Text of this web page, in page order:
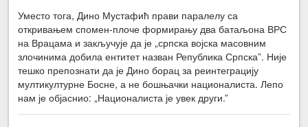
Уместо тога, Дино Мустафић прави паралелу са
откривањем спомен-плоче формирању два батаљона ВРС
на Врацама и закључује да је „српска војска масовним
злочинима добила ентитет назван Република Српска”. Није
тешко препознати да је Дино борац за реинтеграцију
мултикултурне Босне, а не бошњачки националиста. Лепо
нам је објаснио: „Националиста је увек други.”